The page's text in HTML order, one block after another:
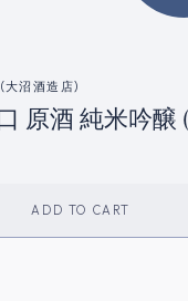
沼酒造店)
原酒 純米吟醸
ADD TO CART